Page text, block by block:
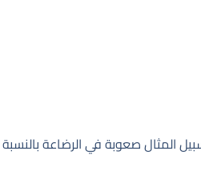
المثال صعوبة في الرضاعة بالنسبة